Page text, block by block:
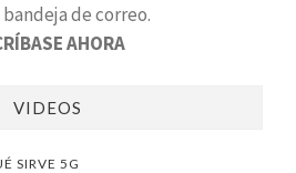
bandeja de correo.
AHORA
VIDEOS
SIRVE 5G